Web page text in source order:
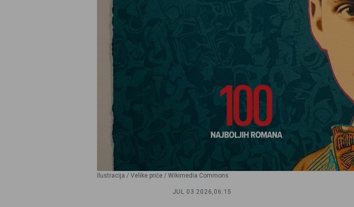
Ilustracija / Velike priče / Wikimedia Commons
JUL 03 2026, 06:15